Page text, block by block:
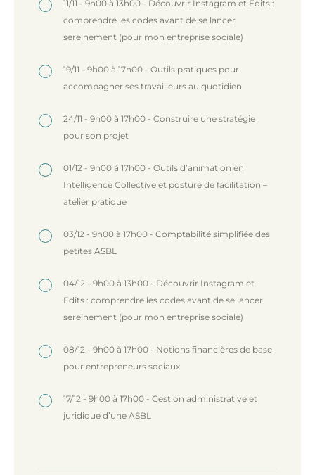
11/11 - 9h00 à 13h00 - Découvrir Instagram et Edits :
comprendre les codes avant de se lancer
sereinement (pour mon entreprise sociale)
19/11 - 9h00 à 17h00 - Outils pratiques pour
accompagner ses travailleurs au quotidien
24/11 - 9h00 à 17h00 - Construire une stratégie
pour son projet
01/12 - 9h00 à 17h00 - Outils d’animation en
Intelligence Collective et posture de facilitation –
atelier pratique
03/12 - 9h00 à 17h00 - Comptabilité simplifiée des
petites ASBL
04/12 - 9h00 à 13h00 - Découvrir Instagram et
Edits : comprendre les codes avant de se lancer
sereinement (pour mon entreprise sociale)
08/12 - 9h00 à 17h00 - Notions financières de base
pour entrepreneurs sociaux
17/12 - 9h00 à 17h00 - Gestion administrative et
juridique d’une ASBL